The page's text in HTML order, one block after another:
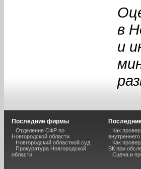
в
и
Последние фирмы
Отделение СФР по
Новгородской области
Новгородский областной суд
Прокуратура Новгородской
области
Как
Как
ВК при
Сцена и